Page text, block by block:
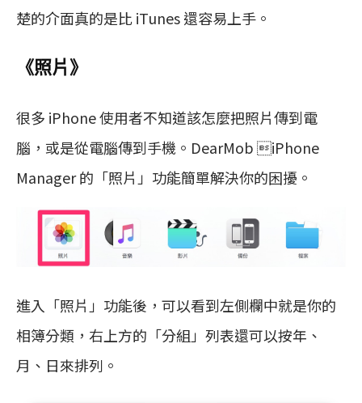
楚的介面真的是比 iTunes 還容易上手。
《照片》
很多 iPhone 使用者不知道該怎麼把照片傳到電
腦，或是從電腦傳到手機。DearMob iPhone
Manager 的「照片」功能簡單解決你的困擾。
進入「照片」功能後，可以看到左側欄中就是你的
相簿分類，右上方的「分組」列表還可以按年、
月、日來排列。